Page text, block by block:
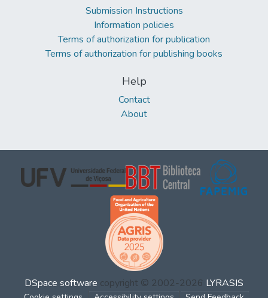
Submission Instructions
Information policies
Terms of authorization for publication
Terms of authorization for publishing books
Help
Contact
About
DSpace software copyright © 2002-2026 LYRASIS